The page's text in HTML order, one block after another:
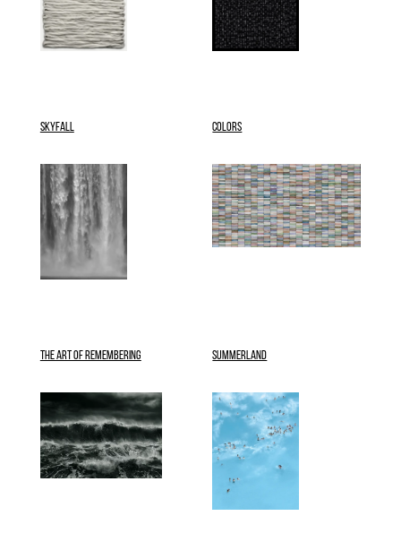
SKYFALL COLORS
THE ART OF REMEMBERING SUMMERLAND